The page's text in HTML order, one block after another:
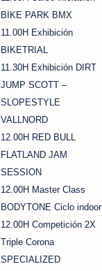
BIKE PARK BMX
11.00H Exhibición
BIKETRIAL
11.30H Exhibición DIRT
JUMP SCOTT –
SLOPESTYLE
VALLNORD
12.00H RED BULL
FLATLAND JAM
SESSION
12.00H Master Class
BODYTONE Ciclo indoor
12.00H Competición 2X
Triple Corona
SPECIALIZED